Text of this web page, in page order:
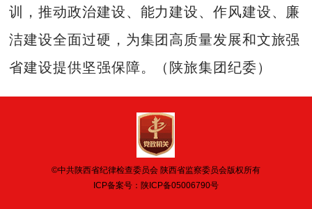
训，推动政治建设、能力建设、作风建设、廉
洁建设全面过硬，为集团高质量发展和文旅强
省建设提供坚强保障。（陕旅集团纪委）
©中共陕西省纪律检查委员会 陕西省监察委员会版权所有
ICP备案号： 陕ICP备05006790号